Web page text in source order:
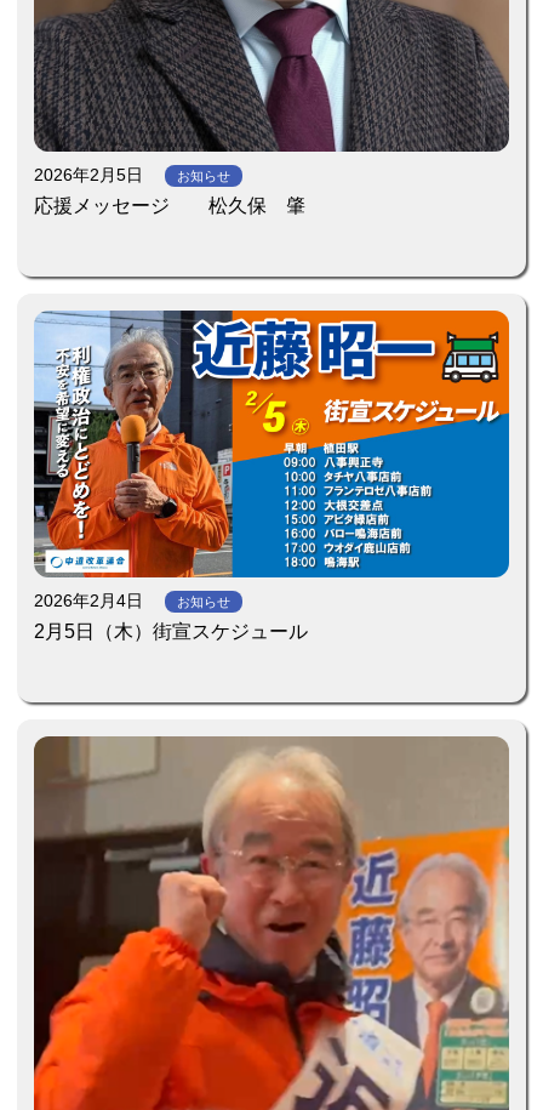
2026年2月5日 お知らせ
応援メッセージ 松久保 肇
2026年2月4日 お知らせ
2月5日（木）街宣スケジュール